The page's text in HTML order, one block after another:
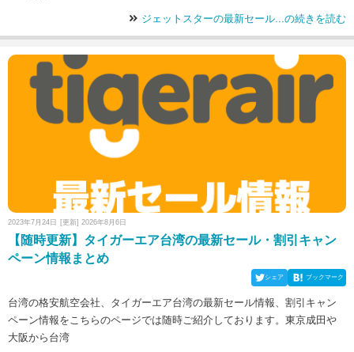
ジェットスターの最新セール...の続きを読む
2023年7月24日 [更新] 2026年8月6日
【随時更新】タイガーエア台湾の最新セール・割引キャン
ペーン情報まとめ
シェア ブックマーク
台湾の格安航空会社、タイガーエア台湾の最新セール情報、割引キャン
ペーン情報をこちらのページでは随時ご紹介しております。東京成田や
大阪から台湾